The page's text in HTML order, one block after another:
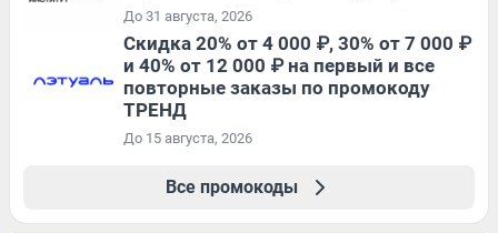
До 31 августа, 2026
Скидка 20% от 4 000 ₽, 30% от 7 000 ₽
и 40% от 12 000 ₽ на первый и все
повторные заказы по промокоду
ТРЕНД
До 15 августа, 2026
Все промокоды